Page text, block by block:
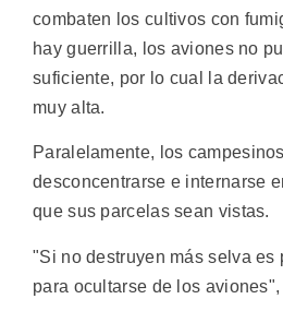
combaten los cultivos con
hay guerrilla, los aviones no
suficiente, por lo cual la
muy alta.
Paralelamente, los
desconcentrarse e internarse
que sus parcelas sean vistas.
"Si no destruyen más selva es
para ocultarse de los